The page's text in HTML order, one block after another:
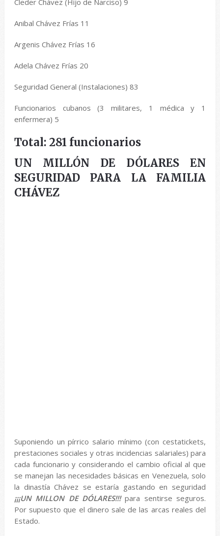
Anibal Chávez Frías 11
Argenis Chávez Frías 16
Adela Chávez Frías 20
Seguridad General (Instalaciones) 83
Funcionarios cubanos (3 militares, 1 médica y 1
enfermera) 5
Total: 281 funcionarios
UN MILLÓN DE DÓLARES EN
SEGURIDAD PARA LA FAMILIA
CHÁVEZ
Suponiendo un pírrico salario mínimo (con cestatickets,
prestaciones sociales y otras incidencias salariales) para
cada funcionario y considerando el cambio oficial al que
se manejan las necesidades básicas en Venezuela, solo
la dinastía Chávez se estaría gastando en seguridad
¡¡¡UN MILLON DE DÓLARES!!!para sentirse seguros.
Por supuesto que el dinero sale de las arcas reales del
Estado.